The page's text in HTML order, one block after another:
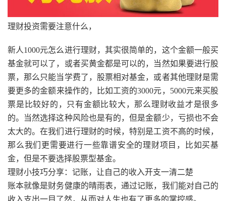
理财投资需要注意什么，
新人1000元怎么进行理财，其实很简单的，这个金额一般买
基金就可以了，或者买黄金都是可以的，当然如果要进行股
票，那么只能当学费了，股票相对基金，或者其他理财是需
要更多的金额来操作的，比如工资的3000元，5000元来买股
票是比较好的，只有金额比较大，那么理财收益才是很多
的。当然选择这种风险也是有的，但是金额少，亏损也不会
太大的。在我们进行理财的时候，特别是工资不高的时候，
那么我们更需要进行一些靠谱安全的理财项目，比如买基
金，但是不要选择股票型基金。
理财小技巧分享：记账，让自己的收入开支一清二楚
账本就像是财务健康的晴雨表，通过记账，我们能对自己的